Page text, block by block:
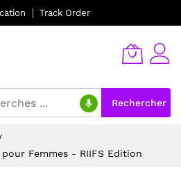
Track Order
Rechercher
pour Femmes - RIIFS Edition